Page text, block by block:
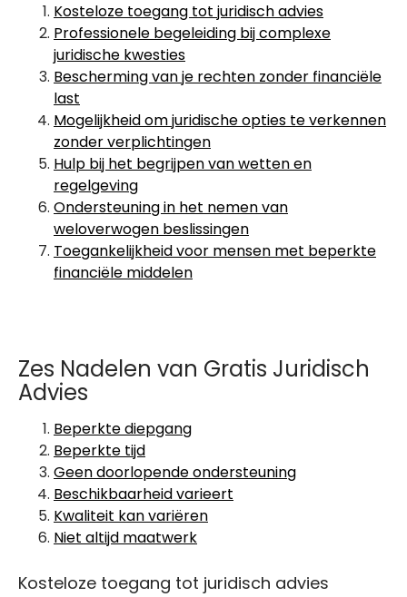
Kosteloze toegang tot juridisch advies
Professionele begeleiding bij complexe
juridische kwesties
Bescherming van je rechten zonder financiële
last
Mogelijkheid om juridische opties te verkennen
zonder verplichtingen
Hulp bij het begrijpen van wetten en
regelgeving
Ondersteuning in het nemen van
weloverwogen beslissingen
Toegankelijkheid voor mensen met beperkte
financiële middelen
Zes Nadelen van Gratis Juridisch
Advies
Beperkte diepgang
Beperkte tijd
Geen doorlopende ondersteuning
Beschikbaarheid varieert
Kwaliteit kan variëren
Niet altijd maatwerk
Kosteloze toegang tot juridisch advies